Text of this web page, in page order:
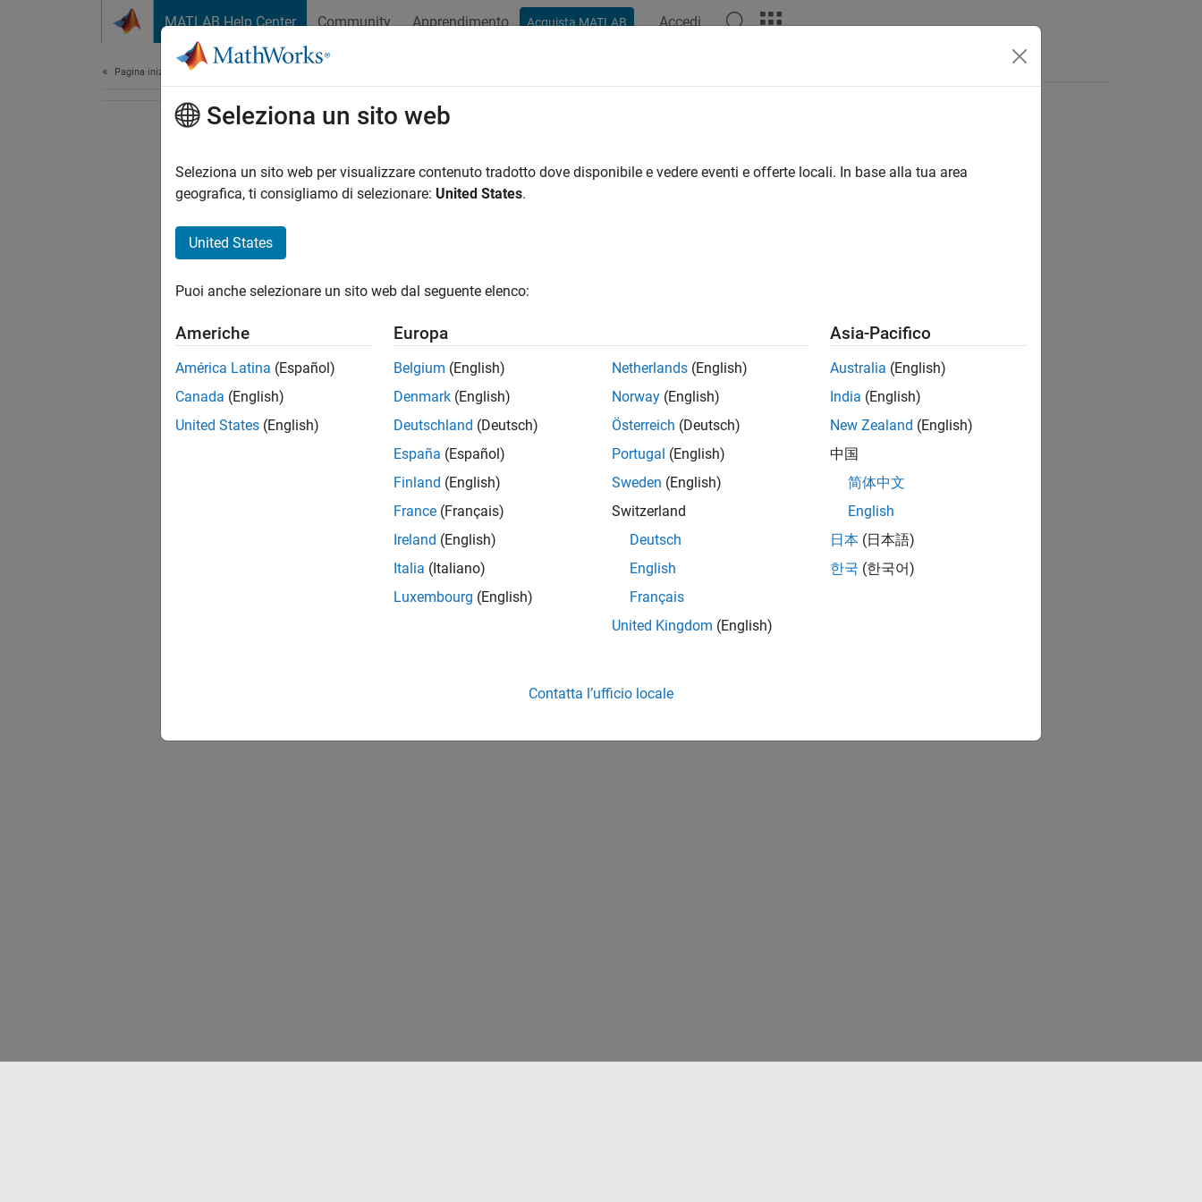
MATLAB Help Center Community Apprendimento Acquista MATLAB Accedi
Pagina iniziale della documentazione
Seleziona un sito web
Seleziona un sito web per visualizzare contenuto tradotto dove disponibile e vedere eventi e offerte locali. In base alla tua area
geografica, ti consigliamo di selezionare: United States.
United States
Puoi anche selezionare un sito web dal seguente elenco:
Americhe
América Latina (Español)
Canada (English)
United States (English)
Europa
Belgium (English)
Denmark (English)
Deutschland (Deutsch)
España (Español)
Finland (English)
France (Français)
Ireland (English)
Italia (Italiano)
Luxembourg (English)
Netherlands (English)
Norway (English)
Österreich (Deutsch)
Portugal (English)
Sweden (English)
Switzerland
Deutsch
English
Français
United Kingdom (English)
Asia-Pacifico
Australia (English)
India (English)
New Zealand (English)
中国
简体中文
English
日本 (日本語)
한국 (한국어)
Contatta l’ufficio locale